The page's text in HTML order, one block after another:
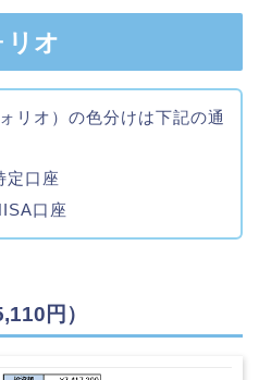
リオ
リオ）の色分けは下記の通
定口座
口座
円）